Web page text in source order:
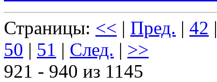
Страницы: << | Пред. | 42
50 | 51 | След. | >>
921 - 940 из 1145